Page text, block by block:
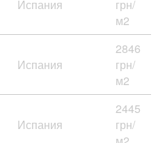
Испания
грн/
м2
Испания
2846
грн/
м2
Испания
2445
грн/